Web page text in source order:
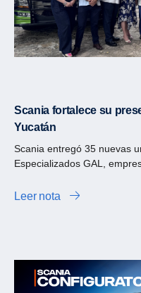
Scania fortalece su presencia en la península de
Yucatán
Scania entregó 35 nuevas
Especializados GAL,
Leer nota